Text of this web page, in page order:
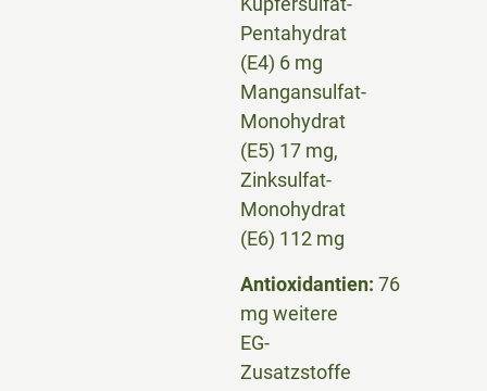
Pentahydrat
(E4) 6 mg
Mangansulfat-
Monohydrat
(E5) 17 mg,
Zinksulfat-
Monohydrat
(E6) 112 mg
Antioxidantien: 76
mg weitere
EG-
Zusatzstoffe